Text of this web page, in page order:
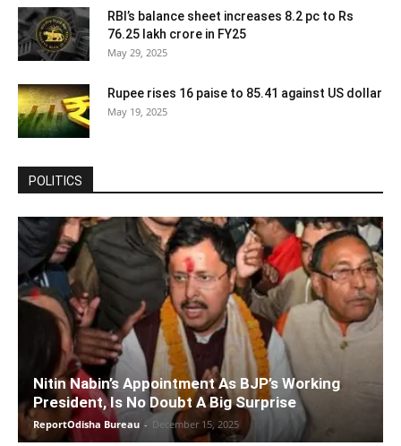
RBI’s balance sheet increases 8.2 pc to Rs
76.25 lakh crore in FY25
May 29, 2025
Rupee rises 16 paise to 85.41 against US dollar
May 19, 2025
POLITICS
Nitin Nabin’s Appointment As BJP’s Working
President, Is No Doubt A Big Surprise
ReportOdisha Bureau - December 15, 2025